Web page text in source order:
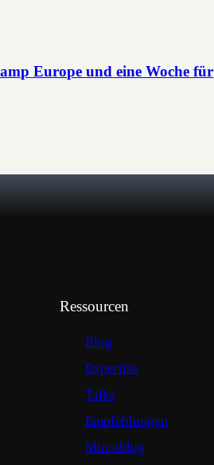
Europe und eine Woche für
Ressourcen
Blog
Expertise
Talks
Empfehlungen
Mircoblog